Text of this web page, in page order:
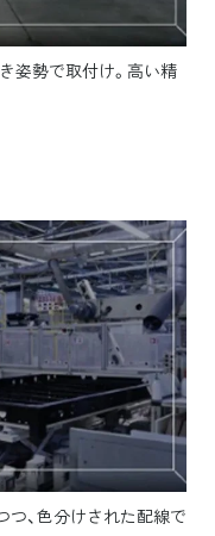
姿勢で取付け。高い精
、色分けされた配線で